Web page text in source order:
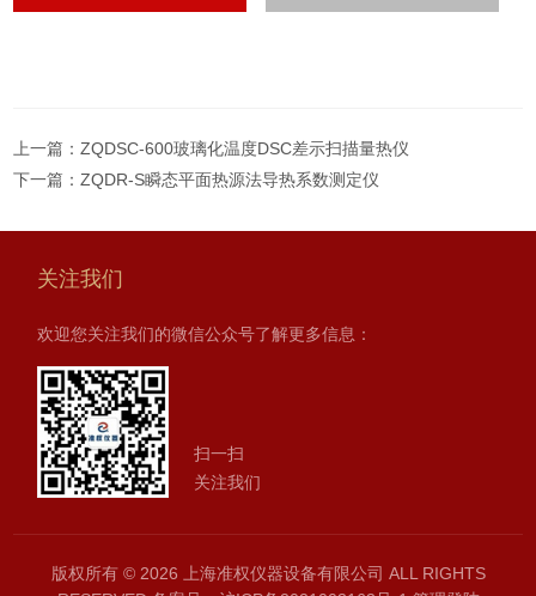
上一篇：ZQDSC-600玻璃化温度DSC差示扫描量热仪
下一篇：ZQDR-S瞬态平面热源法导热系数测定仪
关注我们
欢迎您关注我们的微信公众号了解更多信息：
扫一扫
关注我们
版权所有 © 2026 上海准权仪器设备有限公司 ALL RIGHTS